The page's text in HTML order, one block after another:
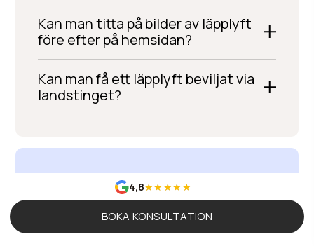
Kan man titta på bilder av läpplyft
före efter på hemsidan?
Kan man få ett läpplyft beviljat via
landstinget?
4,8
BOKA KONSULTATION